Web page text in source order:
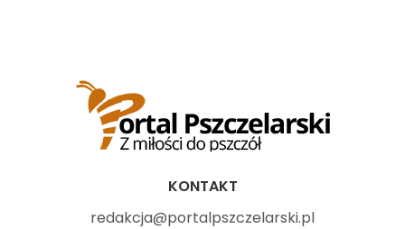
KONTAKT
redakcja@portalpszczelarski.pl